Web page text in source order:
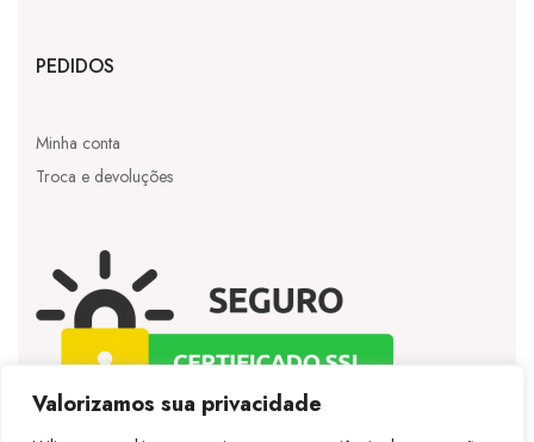
Valorizamos sua privacidade
PEDIDOS
Minha conta
Troca e devoluções